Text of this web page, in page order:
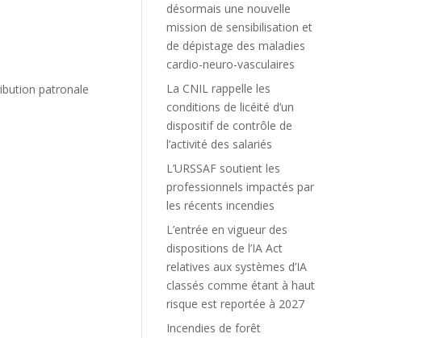
patronale
désormais une nouvelle
mission de sensibilisation et
de dépistage des maladies
cardio-neuro-vasculaires
La CNIL rappelle les
conditions de licéité d’un
dispositif de contrôle de
l’activité des salariés
L’URSSAF soutient les
professionnels impactés par
les récents incendies
L’entrée en vigueur des
dispositions de l’IA Act
relatives aux systèmes d’IA
classés comme étant à haut
risque est reportée à 2027
Incendies de forêt